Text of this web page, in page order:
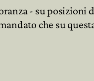
- su posizioni
che su